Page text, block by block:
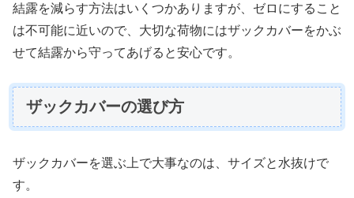
結露を減らす方法はいくつかありますが、ゼロにすること
は不可能に近いので、大切な荷物にはザックカバーをかぶ
せて結露から守ってあげると安心です。
ザックカバーの選び方
ザックカバーを選ぶ上で大事なのは、サイズと水抜けで
す。